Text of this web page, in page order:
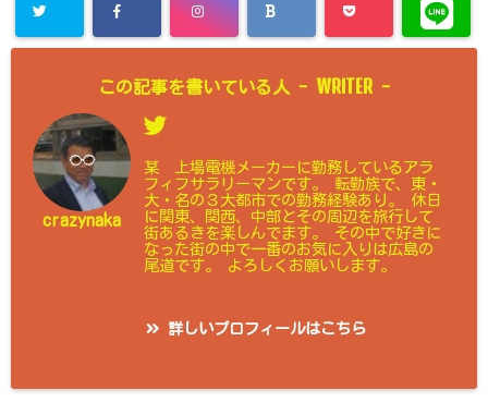
この記事を書いている人 - WRITER -
crazynaka
某 上場電機メーカーに勤務しているアラ
フィフサラリーマンです。 転勤族で、東・
大・名の３大都市での勤務経験あり。 休日
に関東、関西、中部とその周辺を旅行して
街あるきを楽しんでます。 その中で好きに
なった街の中で一番のお気に入りは広島の
尾道です。 よろしくお願いします。
詳しいプロフィールはこちら